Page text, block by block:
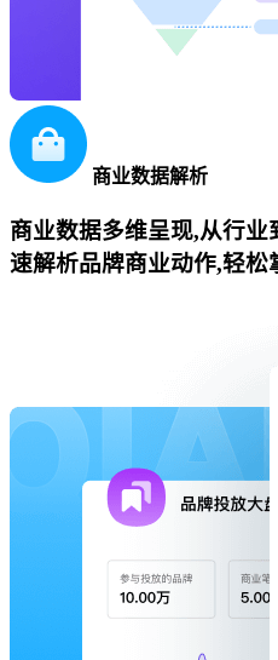
商业数据解析
商业数据多维呈现,从行
速解析品牌商业动作,轻松